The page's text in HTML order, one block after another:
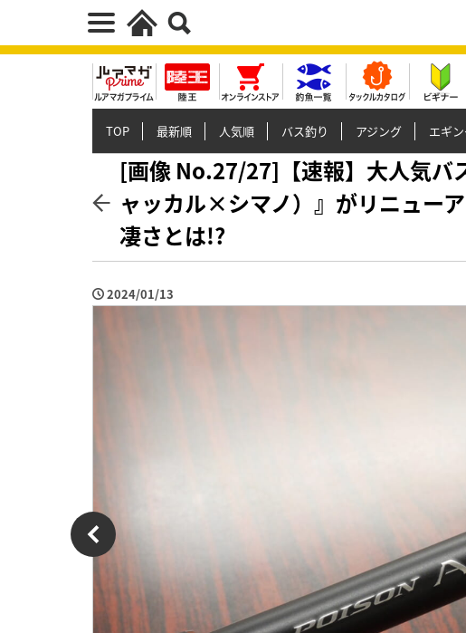
TOP 最新順 人気順 バス釣り アジング エギ
[画像 No.27/27]【速報】大人気バ
ャッカル×シマノ）』がリニュー
凄さとは!?
2024/01/13